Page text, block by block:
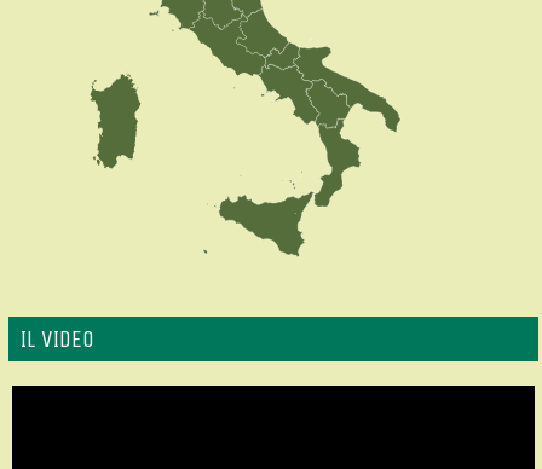
IL VIDEO